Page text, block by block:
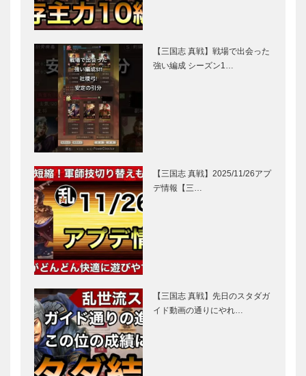
【三国志 真戦】戦場で出会った
強い編成 シーズン1…
【三国志 真戦】2025/11/26アプ
デ情報【三…
【三国志 真戦】先日のスタダガ
イド動画の通りにやれ…